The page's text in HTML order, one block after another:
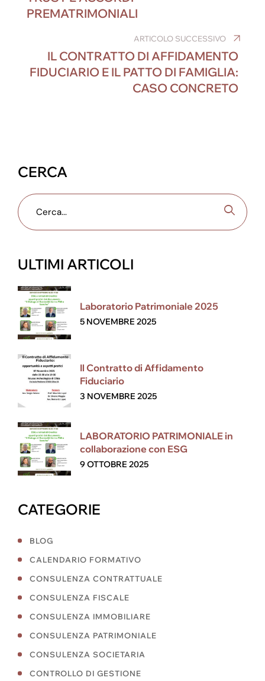
b
o
k
dI n
er p
PREMATRIMONIALI
ARTICOLO SUCCESSIVO
IL CONTRATTO DI AFFIDAMENTO
FIDUCIARIO E IL PATTO DI FAMIGLIA:
CASO CONCRETO
CERCA
ULTIMI ARTICOLI
Laboratorio Patrimoniale 2025
5 NOVEMBRE 2025
Il Contratto di Affidamento
Fiduciario
3 NOVEMBRE 2025
LABORATORIO PATRIMONIALE in
collaborazione con ESG
9 OTTOBRE 2025
CATEGORIE
BLOG
CALENDARIO FORMATIVO
CONSULENZA CONTRATTUALE
CONSULENZA FISCALE
CONSULENZA IMMOBILIARE
CONSULENZA PATRIMONIALE
CONSULENZA SOCIETARIA
CONTROLLO DI GESTIONE